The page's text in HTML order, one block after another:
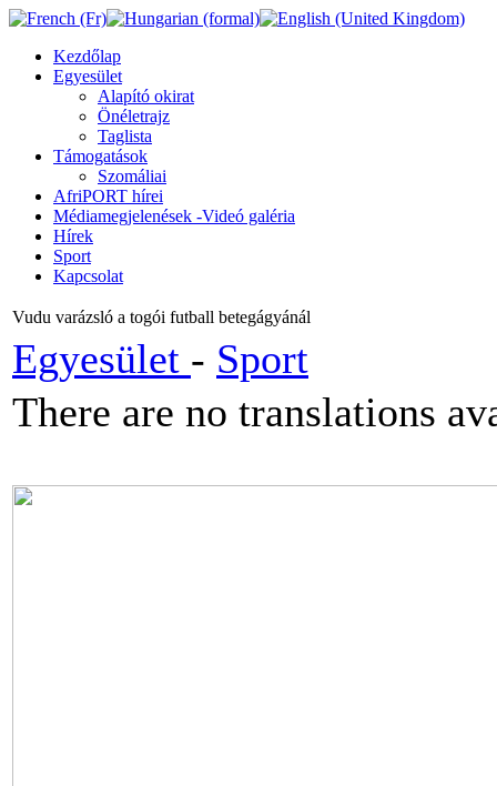
Kezdőlap
Egyesület
Alapító okirat
Önéletrajz
Taglista
Támogatások
Szomáliai
AfriPORT hírei
Médiamegjelenések -Videó galéria
Hírek
Sport
Kapcsolat
Vudu varázsló a togói futball betegágyánál
Egyesület - Sport
There are no translations